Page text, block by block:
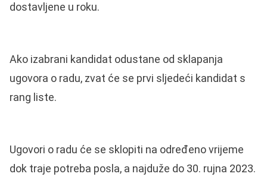
dostavljene u roku.
Ako izabrani kandidat odustane od sklapanja
ugovora o radu, zvat će se prvi sljedeći kandidat s
rang liste.
Ugovori o radu će se sklopiti na određeno vrijeme
dok traje potreba posla, a najduže do 30. rujna 2023.